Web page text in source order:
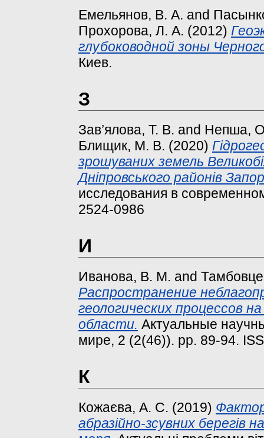
Емельянов, В. А. and
Прохорова, Л. А. (2012)
глубоководной зоны
Киев.
З
Зав’ялова, Т. В. and Непша,
Блищик, M. В. (2020)
зрошуваних земель
Дніпровського районів
исследования в
2524-0986
И
Иванова, В. М. and
Распространение
геологических процессов
области. Актуальные
мире, 2 (2(46)). pp. 89-94.
К
Кожаєва, А. С. (2019)
абразійно-зсувних берегів